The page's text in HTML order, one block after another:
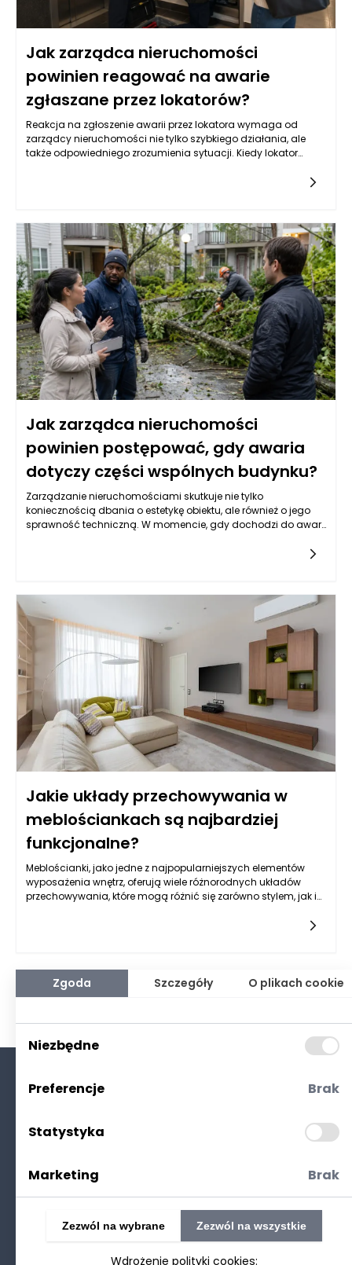
Jak zarządca nieruchomości
powinien reagować na awarie
zgłaszane przez lokatorów?
Reakcja na zgłoszenie awarii przez lokatora wymaga od
zarządcy nieruchomości nie tylko szybkiego działania, ale
także odpowiedniego zrozumienia sytuacji. Kiedy lokator
niezbędnych informacji. Zarządca powinien zwrócić uwagę
wystąpił. Taka wstępna analiza pozwoli ustalić priorytet
działań oraz określić, czy konieczna jest interwencja
specjalisty, czy awaria może być rozwiązana zdalnie.
Równocześnie, ważne jest, aby zarządca okazał empatię i
zrozumienie dla lokatora, który może odczuwać stres
związany z daną sytuacją. Takie podejście buduje zaufanie i
pokazuje, że zarządzanie nieruchomościami Poznań nie
polega jedynie na sprawnym administrowaniu, ale także na
tworzeniu relacji z mieszkańcami.
Jak zarządca nieruchomości
powinien postępować, gdy awaria
dotyczy części wspólnych budynku?
Zarządzanie nieruchomościami skutkuje nie tylko
koniecznością dbania o estetykę obiektu, ale również o jego
sprawność techniczną. W momencie, gdy dochodzi do awarii
wodnej, elektrycznej, czy może problem z systemem
ogrzewania? Rozpoznanie problemu to pierwszy krok do jego
rozwiązania. W przypadkach bardziej skomplikowanych,
takich jak poważne zalanie piwnicy czy awaria windy,
zwrócenie się o pomoc do specjalistów z odpowiednim
doświadczeniem staje się nieodłącznym elementem procesu
zarządzania nieruchomościami.
Jakie układy przechowywania w
meblościankach są najbardziej
funkcjonalne?
Meblościanki, jako jedne z najpopularniejszych elementów
wyposażenia wnętrz, oferują wiele różnorodnych układów
przechowywania, które mogą różnić się zarówno stylem, jak i
przechowywania w meblościance powinien być uzależniony
jest, aby rozważyć, jakie przedmioty będą w niej
przechowywane, jak dużo miejsca mamy do dyspozycji oraz
jaki styl aranżacji preferujemy.
Polityka prywatności
Zgoda Szczegóły O plikach cookie
Niezbędne
Preferencje Brak
Statystyka
Marketing Brak
Wdrożenie polityki cookies:
Zezwól na wybrane Zezwól na wszystkie